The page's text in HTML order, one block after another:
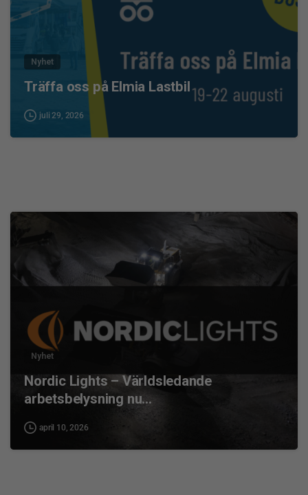
Nyhet
Träffa oss på Elmia Lastbil
juli 29, 2026
Nyhet
Nordic Lights – Världsledande
arbetsbelysning nu…
april 10, 2026